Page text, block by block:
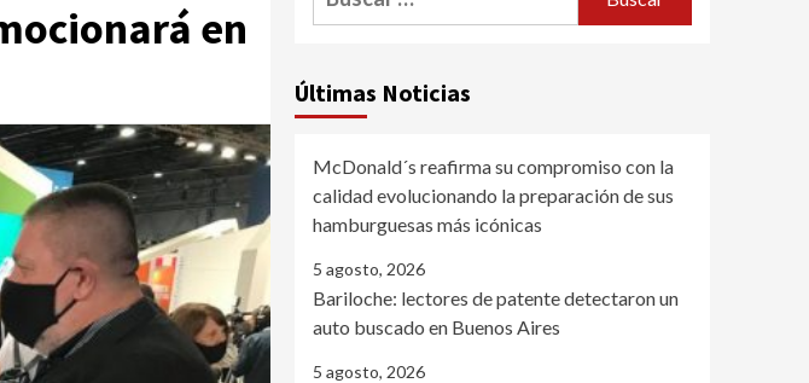
en
Últimas Noticias
McDonald´s reafirma su compromiso con la
calidad evolucionando la preparación de sus
hamburguesas más icónicas
5 agosto, 2026
Bariloche: lectores de patente detectaron un
auto buscado en Buenos Aires
5 agosto, 2026